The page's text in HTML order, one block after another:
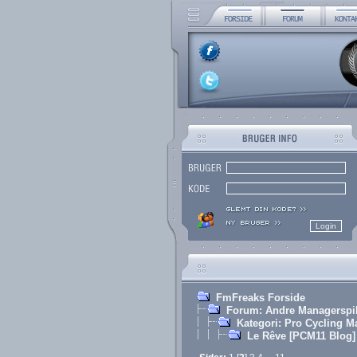
FmFreaks Forside
Forum: Andre Managerspil
Kategori: Pro Cycling
Le Rêve [PCM11 Blog]